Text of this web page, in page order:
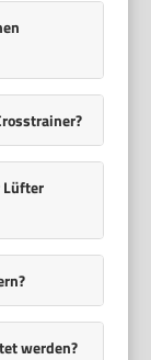
Lüfter
werden?